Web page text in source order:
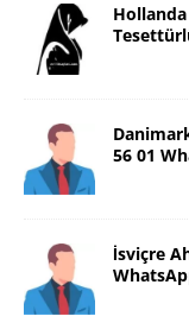
56 01
İsviçre